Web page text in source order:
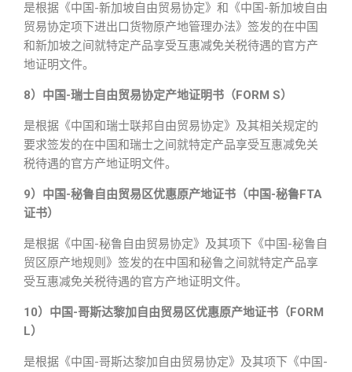
是根据《中国-新加坡自由贸易协定》和《中国-新加坡自由
贸易协定项下进出口货物原产地管理办法》签发的在中国
和新加坡之间就特定产品享受互惠减免关税待遇的官方产
地证明文件。
8）中国-瑞士自由贸易协定产地证明书（FORM S）
是根据《中国和瑞士联邦自由贸易协定》及其相关规定的
要求签发的在中国和瑞士之间就特定产品享受互惠减免关
税待遇的官方产地证明文件。
9）中国-秘鲁自由贸易区优惠原产地证书（中国-秘鲁FTA
证书）
是根据《中国-秘鲁自由贸易协定》及其项下《中国-秘鲁自
贸区原产地规则》签发的在中国和秘鲁之间就特定产品享
受互惠减免关税待遇的官方产地证明文件。
10）中国-哥斯达黎加自由贸易区优惠原产地证书（FORM
L）
是根据《中国-哥斯达黎加自由贸易协定》及其项下《中国-